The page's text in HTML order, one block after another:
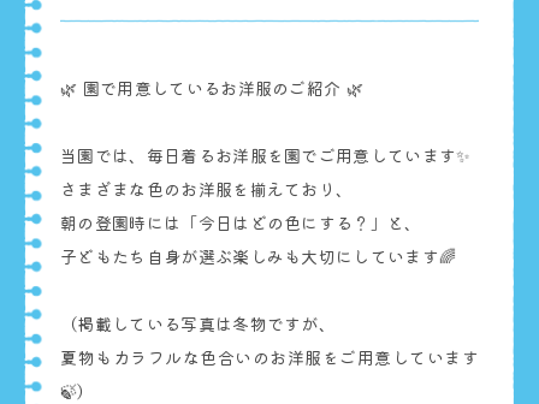
🌿 園で用意しているお洋服のご紹介 🌿
当園では、毎日着るお洋服を園でご用意しています✨
さまざまな色のお洋服を揃えており、
朝の登園時には「今日はどの色にする？」と、
子どもたち自身が選ぶ楽しみも大切にしています🌈
（掲載している写真は冬物ですが、
夏物もカラフルな色合いのお洋服をご用意しています
🍃）